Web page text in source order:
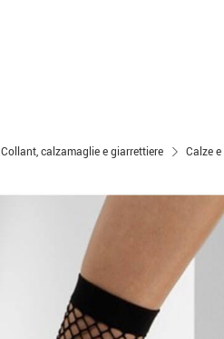
Collant, calzamaglie e giarrettiere Calze